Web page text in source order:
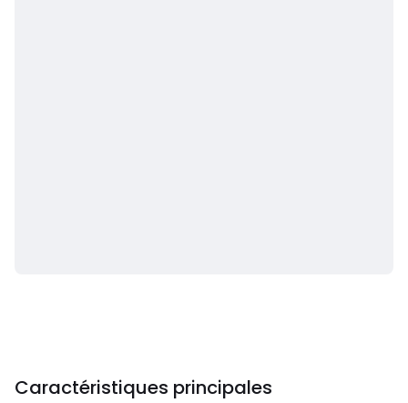
Caractéristiques principales